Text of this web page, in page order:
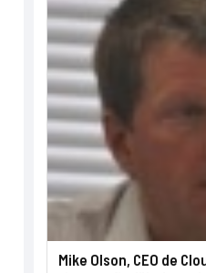
Mike Olson, CEO de